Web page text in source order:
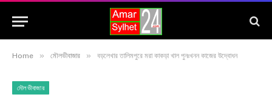
Home » মৌলভীবাজার » বড়লেখার তালিমপুরে মরা কাকড়া খাল পুনঃখনন কাজের উদ্বোধন
মৌলভীবাজার